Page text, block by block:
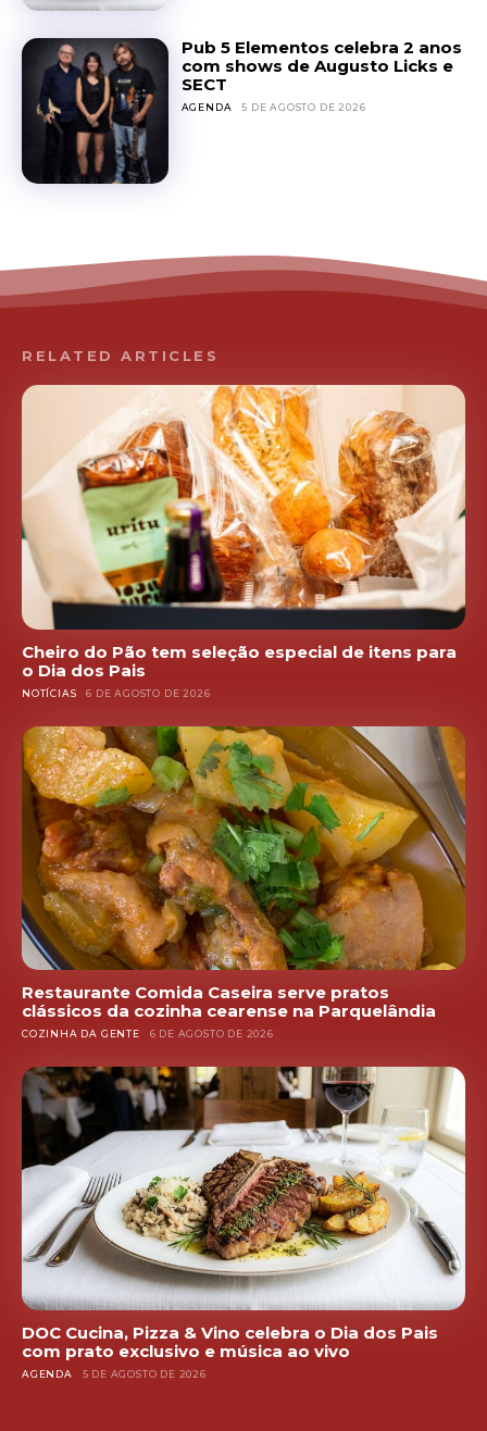
Pub 5 Elementos celebra 2 anos
com shows de Augusto Licks e
SECT
AGENDA 5 DE AGOSTO DE 2026
RELATED ARTICLES
Cheiro do Pão tem seleção especial de itens para
o Dia dos Pais
NOTÍCIAS 6 DE AGOSTO DE 2026
Restaurante Comida Caseira serve pratos
clássicos da cozinha cearense na Parquelândia
COZINHA DA GENTE 6 DE AGOSTO DE 2026
DOC Cucina, Pizza & Vino celebra o Dia dos Pais
com prato exclusivo e música ao vivo
AGENDA 5 DE AGOSTO DE 2026